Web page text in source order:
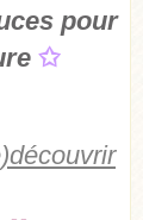
pour
✩